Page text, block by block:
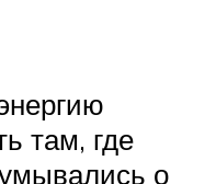
там, где
о